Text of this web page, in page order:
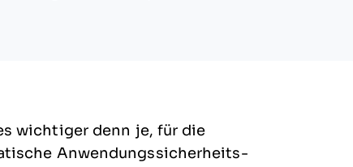
wichtiger denn je, für die
Anwendungssicherheits-